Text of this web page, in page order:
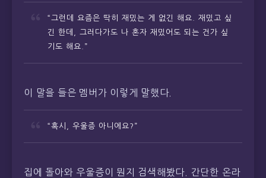
“그런데 요즘은 딱히 재밌는 게 없긴 해요. 재밌고 싶
긴 한데, 그러다가도 나 혼자 재밌어도 되는 건가 싶
기도 해요.”
이 말을 들은 멤버가 이렇게 말했다.
“혹시, 우울증 아니에요?”
집에 돌아와 우울증이 뭔지 검색해봤다. 간단한 온라